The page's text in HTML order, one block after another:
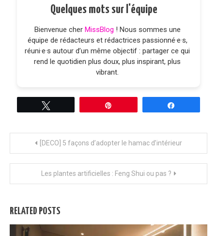
Quelques mots sur l'équipe
Bienvenue cher MissBlog ! Nous sommes une
équipe de rédacteurs et rédactrices passionné·e·s,
réuni·e·s autour d’un même objectif : partager ce qui
rend le quotidien plus doux, plus inspirant, plus
vibrant.
Navigation
de
l’article
[DECO] 5 façons d’adopter le hamac d’intérieur
Les plantes artificielles : Feng Shui ou pas ?
RELATED POSTS